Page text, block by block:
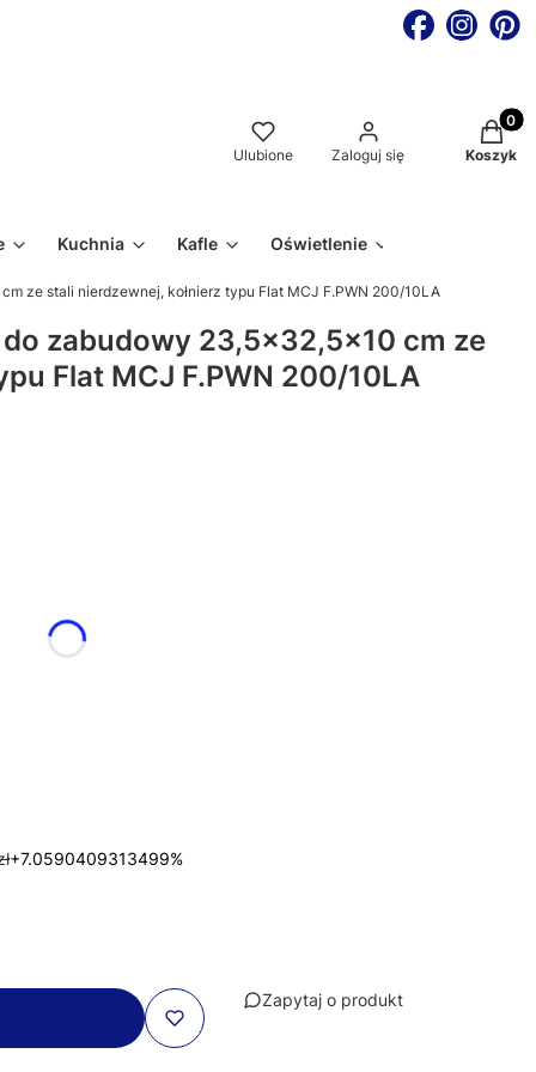
Ulubione Zaloguj się Koszyk
Kuchnia Kafle Oświetlenie
ze stali nierdzewnej, kołnierz typu Flat MCJ F.PWN 200/10LA
do zabudowy 23,5x32,5x10 cm ze
Flat MCJ F.PWN 200/10LA
+7.0590409313499%
Zapytaj o produkt